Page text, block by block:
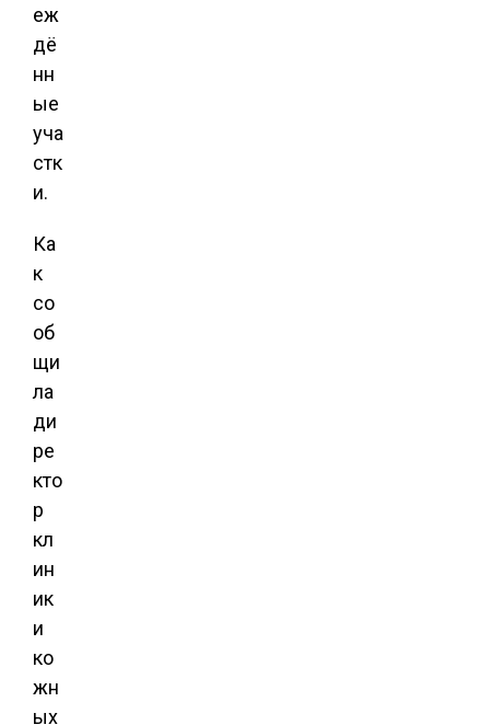
еж
дё
нн
ые
уча
стк
и.
Ка
к
со
об
щи
ла
ди
ре
кто
р
кл
ин
ик
и
ко
жн
ых